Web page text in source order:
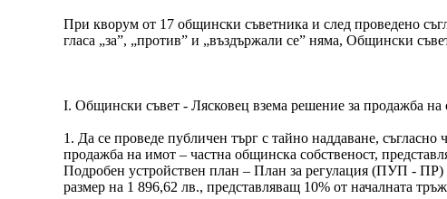
При кворум от 17 общински съветника и след проведено
гласа „за”, „против” и „въздържали се” няма, Общински
І. Общински съвет - Лясковец взема решение за продажба
1. Да се проведе публичен търг с тайно наддаване,
продажба на имот – частна общинска собственост,
Подробен устройствен план – План за регулация (ПУП - ПР)
размер на 1 896,62 лв., представляващ 10% от началната